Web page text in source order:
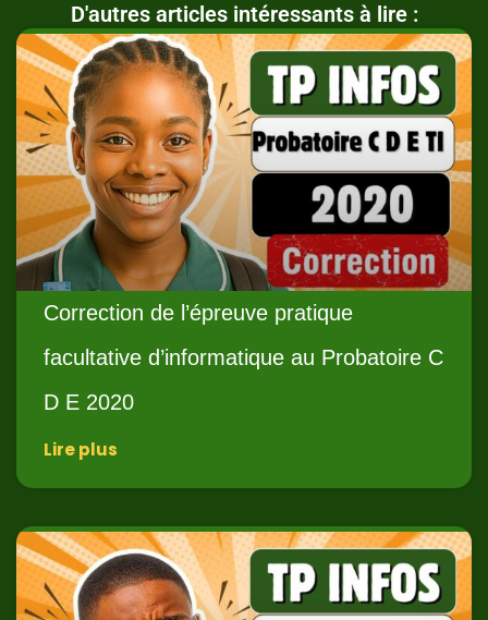
D'autres articles intéressants à lire :
Correction de l’épreuve pratique
facultative d’informatique au Probatoire C
D E 2020
Lire plus